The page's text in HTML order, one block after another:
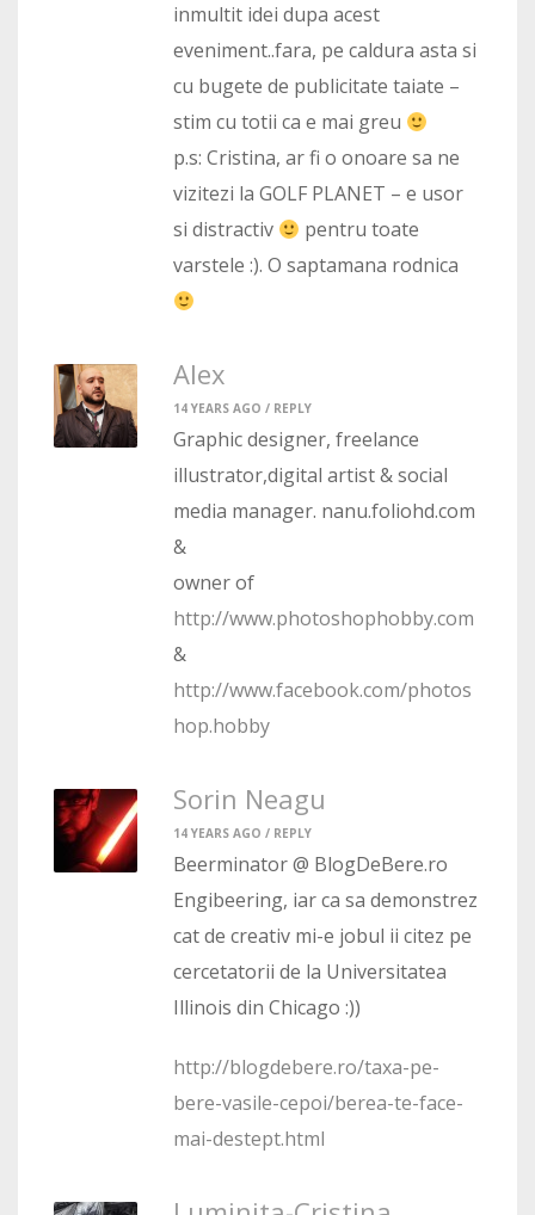
inmultit idei dupa acest
eveniment..fara, pe caldura asta si
cu bugete de publicitate taiate –
stim cu totii ca e mai greu
p.s: Cristina, ar fi o onoare sa ne
vizitezi la GOLF PLANET – e usor
si distractiv
pentru toate
varstele :). O saptamana rodnica
Alex
14 YEARS AGO / REPLY
Graphic designer, freelance
illustrator,digital artist & social
media manager. nanu.foliohd.com
&
owner of
http://www.photoshophobby.com
&
http://www.facebook.com/photos
hop.hobby
Sorin Neagu
14 YEARS AGO / REPLY
Beerminator @ BlogDeBere.ro
Engibeering, iar ca sa demonstrez
cat de creativ mi-e jobul ii citez pe
cercetatorii de la Universitatea
Illinois din Chicago :))
http://blogdebere.ro/taxa-pe-
bere-vasile-cepoi/berea-te-face-
mai-destept.html